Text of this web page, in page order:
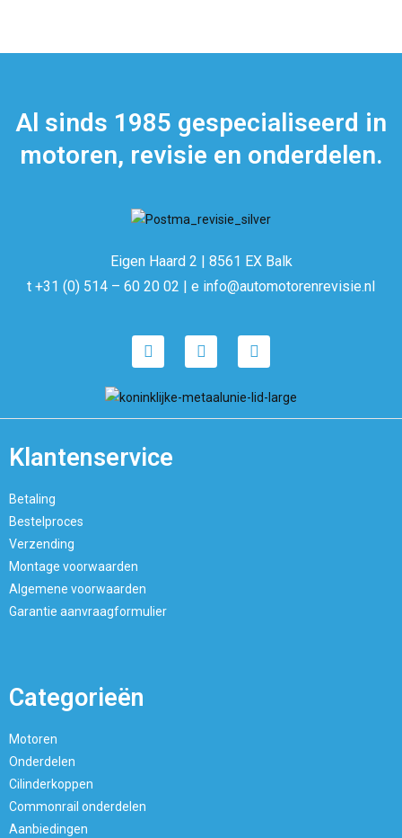
Al sinds 1985 gespecialiseerd in
motoren, revisie en onderdelen.
Eigen Haard 2 | 8561 EX Balk
t +31 (0) 514 – 60 20 02 | e info@automotorenrevisie.nl
Klantenservice
Betaling
Bestelproces
Verzending
Montage voorwaarden
Algemene voorwaarden
Garantie aanvraagformulier
Categorieën
Motoren
Onderdelen
Cilinderkoppen
Commonrail onderdelen
Aanbiedingen